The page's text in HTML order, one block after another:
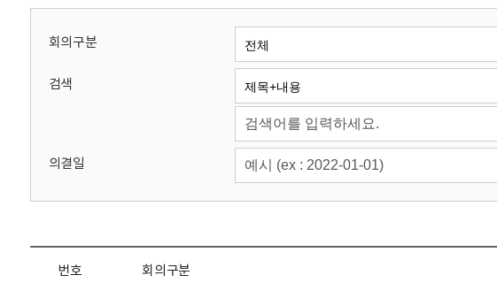
회
회의구분
검색
의결일
번호 회의구분